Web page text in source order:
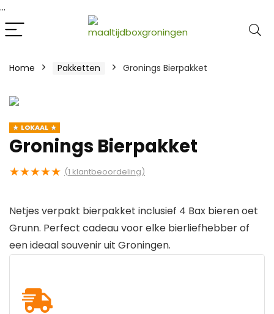
...
Home Pakketten Gronings Bierpakket
LOKAAL
Gronings Bierpakket
★★★★★ (1 klantbeoordeling)
Netjes verpakt bierpakket inclusief 4 Bax bieren oet
Grunn. Perfect cadeau voor elke bierliefhebber of
een ideaal souvenir uit Groningen.